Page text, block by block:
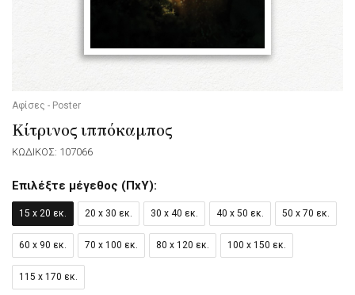
Αφίσες - Poster
Κίτρινος ιππόκαμπος
ΚΩΔΙΚΟΣ: 107066
Επιλέξτε μέγεθος (ΠxΥ):
15 x 20 εκ. 20 x 30 εκ. 30 x 40 εκ. 40 x 50 εκ. 50 x 70 εκ.
60 x 90 εκ. 70 x 100 εκ. 80 x 120 εκ. 100 x 150 εκ.
115 x 170 εκ.